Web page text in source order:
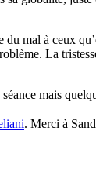
mal à ceux
La
mais
. Merci à